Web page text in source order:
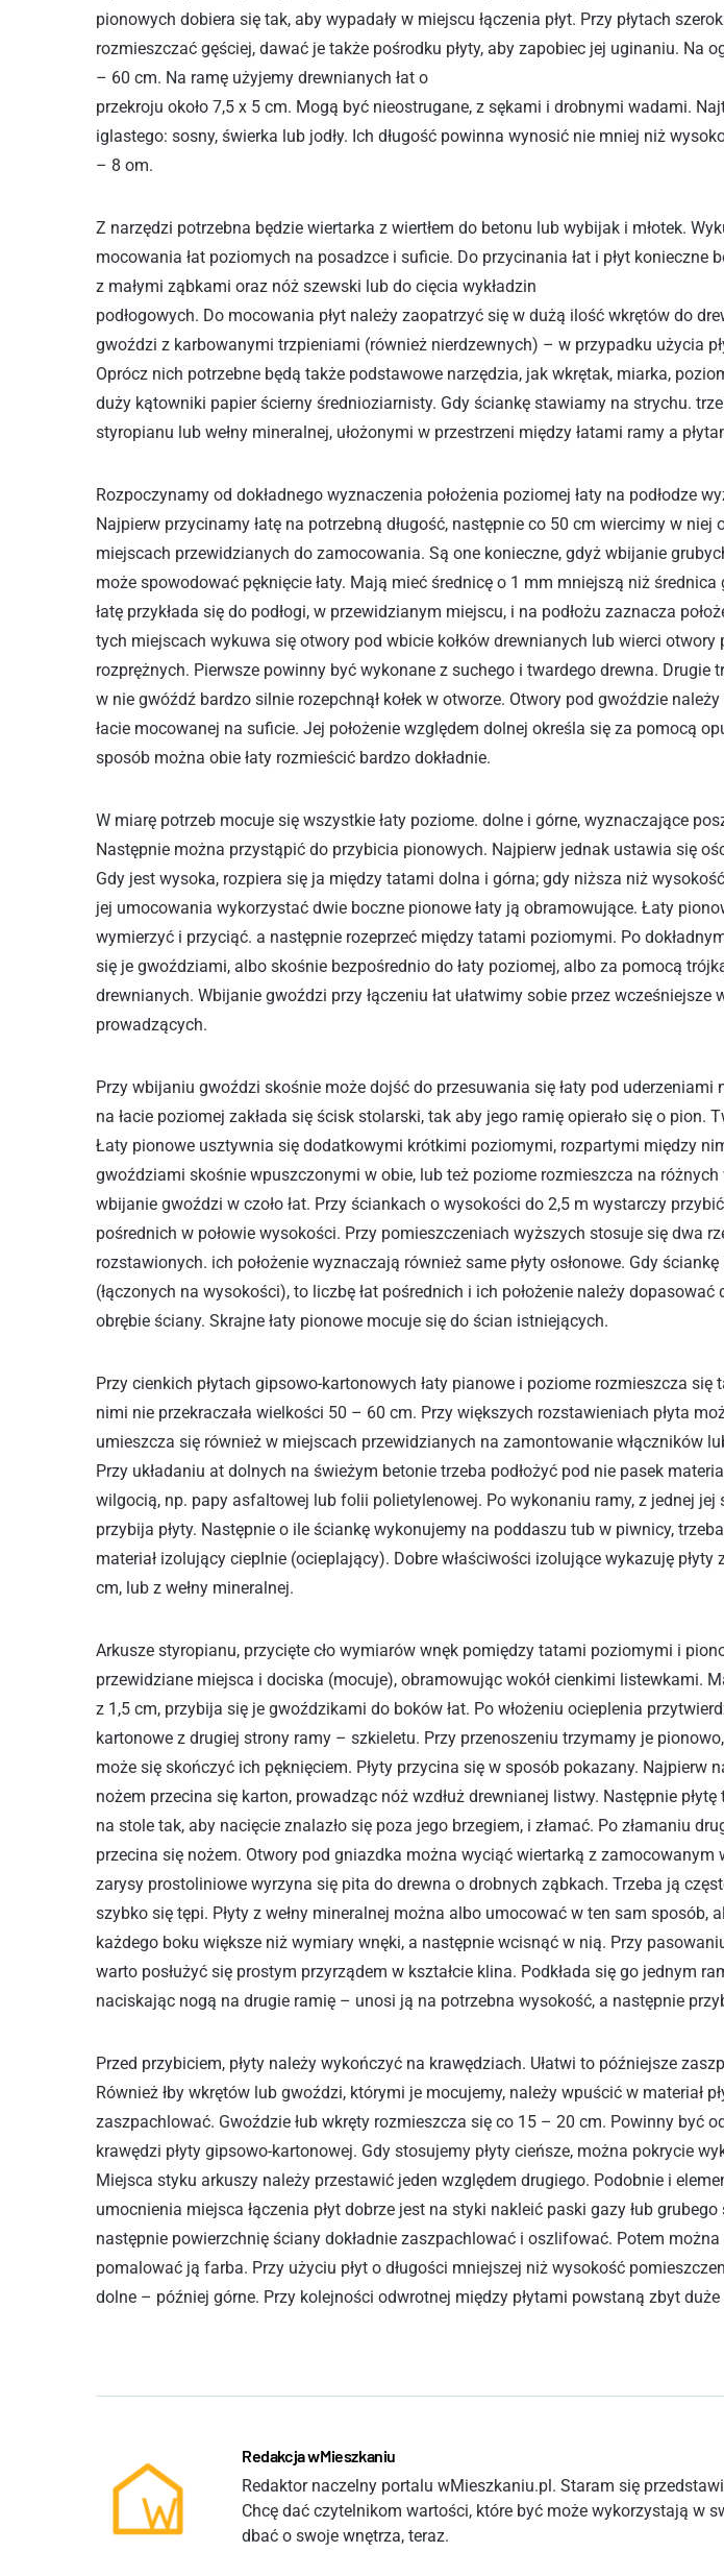
pionowych dobiera się tak, aby wypadały w miejscu łączenia płyt. Przy płytach
rozmieszczać gęściej, dawać je także pośrodku płyty, aby zapobiec jej uginaniu. Na
– 60 cm. Na ramę użyjemy drewnianych łat o
przekroju około 7,5 x 5 cm. Mogą być nieostrugane, z sękami i drobnymi wadami.
iglastego: sosny, świerka lub jodły. Ich długość powinna wynosić nie mniej niż
– 8 om.
Z narzędzi potrzebna będzie wiertarka z wiertłem do betonu lub wybijak i młotek.
mocowania łat poziomych na posadzce i suficie. Do przycinania łat i płyt konieczne
z małymi ząbkami oraz nóż szewski lub do cięcia wykładzin
podłogowych. Do mocowania płyt należy zaopatrzyć się w dużą ilość wkrętów do
gwoździ z karbowanymi trzpieniami (również nierdzewnych) – w przypadku użycia
Oprócz nich potrzebne będą także podstawowe narzędzia, jak wkrętak, miarka,
duży kątowniki papier ścierny średnioziarnisty. Gdy ściankę stawiamy na strychu.
styropianu lub wełny mineralnej, ułożonymi w przestrzeni między łatami ramy a
Rozpoczynamy od dokładnego wyznaczenia położenia poziomej łaty na podłodze
Najpierw przycinamy łatę na potrzebną długość, następnie co 50 cm wiercimy w niej
miejscach przewidzianych do zamocowania. Są one konieczne, gdyż wbijanie
może spowodować pęknięcie łaty. Mają mieć średnicę o 1 mm mniejszą niż
łatę przykłada się do podłogi, w przewidzianym miejscu, i na podłożu zaznacza
tych miejscach wykuwa się otwory pod wbicie kołków drewnianych lub wierci otwory
rozprężnych. Pierwsze powinny być wykonane z suchego i twardego drewna. Drugie
w nie gwóźdź bardzo silnie rozepchnął kołek w otworze. Otwory pod gwoździe
łacie mocowanej na suficie. Jej położenie względem dolnej określa się za pomocą
sposób można obie łaty rozmieścić bardzo dokładnie.
W miarę potrzeb mocuje się wszystkie łaty poziome. dolne i górne, wyznaczające
Następnie można przystąpić do przybicia pionowych. Najpierw jednak ustawia się
Gdy jest wysoka, rozpiera się ja między tatami dolna i górna; gdy niższa niż
jej umocowania wykorzystać dwie boczne pionowe łaty ją obramowujące. Łaty
wymierzyć i przyciąć. a następnie rozeprzeć między tatami poziomymi. Po
się je gwoździami, albo skośnie bezpośrednio do łaty poziomej, albo za pomocą
drewnianych. Wbijanie gwoździ przy łączeniu łat ułatwimy sobie przez wcześniejsze
prowadzących.
Przy wbijaniu gwoździ skośnie może dojść do przesuwania się łaty pod uderzeniami
na łacie poziomej zakłada się ścisk stolarski, tak aby jego ramię opierało się o pion.
Łaty pionowe usztywnia się dodatkowymi krótkimi poziomymi, rozpartymi między
gwoździami skośnie wpuszczonymi w obie, lub też poziome rozmieszcza na różnych
wbijanie gwoździ w czoło łat. Przy ściankach o wysokości do 2,5 m wystarczy
pośrednich w połowie wysokości. Przy pomieszczeniach wyższych stosuje się dwa
rozstawionych. ich położenie wyznaczają również same płyty osłonowe. Gdy
(łączonych na wysokości), to liczbę łat pośrednich i ich położenie należy dopasować
obrębie ściany. Skrajne łaty pionowe mocuje się do ścian istniejących.
Przy cienkich płytach gipsowo-kartonowych łaty pianowe i poziome rozmieszcza się
nimi nie przekraczała wielkości 50 – 60 cm. Przy większych rozstawieniach płyta
umieszcza się również w miejscach przewidzianych na zamontowanie włączników
Przy układaniu at dolnych na świeżym betonie trzeba podłożyć pod nie pasek
wilgocią, np. papy asfaltowej lub folii polietylenowej. Po wykonaniu ramy, z jednej jej
przybija płyty. Następnie o ile ściankę wykonujemy na poddaszu tub w piwnicy,
materiał izolujący cieplnie (ocieplający). Dobre właściwości izolujące wykazuję płyty
cm, lub z wełny mineralnej.
Arkusze styropianu, przycięte cło wymiarów wnęk pomiędzy tatami poziomymi i
przewidziane miejsca i dociska (mocuje), obramowując wokół cienkimi listewkami.
z 1,5 cm, przybija się je gwoździkami do boków łat. Po włożeniu ocieplenia
kartonowe z drugiej strony ramy – szkieletu. Przy przenoszeniu trzymamy je
może się skończyć ich pęknięciem. Płyty przycina się w sposób pokazany. Najpierw
nożem przecina się karton, prowadząc nóż wzdłuż drewnianej listwy. Następnie
na stole tak, aby nacięcie znalazło się poza jego brzegiem, i złamać. Po złamaniu
przecina się nożem. Otwory pod gniazdka można wyciąć wiertarką z zamocowanym
zarysy prostoliniowe wyrzyna się pita do drewna o drobnych ząbkach. Trzeba ją
szybko się tępi. Płyty z wełny mineralnej można albo umocować w ten sam sposób,
każdego boku większe niż wymiary wnęki, a następnie wcisnąć w nią. Przy
warto posłużyć się prostym przyrządem w kształcie klina. Podkłada się go jednym
naciskając nogą na drugie ramię – unosi ją na potrzebna wysokość, a następnie
Przed przybiciem, płyty należy wykończyć na krawędziach. Ułatwi to późniejsze
Również łby wkrętów lub gwoździ, którymi je mocujemy, należy wpuścić w materiał
zaszpachlować. Gwoździe łub wkręty rozmieszcza się co 15 – 20 cm. Powinny być
krawędzi płyty gipsowo-kartonowej. Gdy stosujemy płyty cieńsze, można pokrycie
Miejsca styku arkuszy należy przestawić jeden względem drugiego. Podobnie i
umocnienia miejsca łączenia płyt dobrze jest na styki nakleić paski gazy łub grubego
następnie powierzchnię ściany dokładnie zaszpachlować i oszlifować. Potem można
pomalować ją farba. Przy użyciu płyt o długości mniejszej niż wysokość
dolne – później górne. Przy kolejności odwrotnej między płytami powstaną zbyt duże
Redakcja wMieszkaniu
Redaktor naczelny portalu wMieszkaniu.pl. Staram się
Chcę dać czytelnikom wartości, które być może wykorzystają w
dbać o swoje wnętrza, teraz.